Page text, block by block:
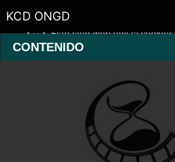
KCD ONGD
CONTENIDO
Este sitio web utiliza
experiencia.